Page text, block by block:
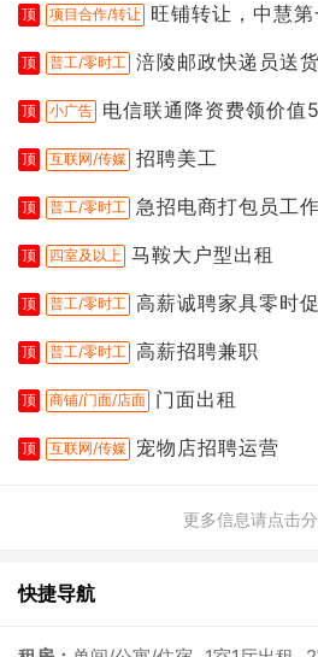
顶 项目合作/转让 旺铺转让，中慧
顶 普工/零时工 涪陵邮政快递员送
顶 小广告 电信联通降资费领价
顶 互联网/传媒 招聘美工
顶 普工/零时工 急招电商打包员工
顶 四室及以上 马鞍大户型出租
顶 普工/零时工 高薪诚聘家具零时
顶 普工/零时工 高薪招聘兼职
顶 商铺/门面/店面 门面出租
顶 互联网/传媒 宠物店招聘运营
更多信息请点击
快捷导航